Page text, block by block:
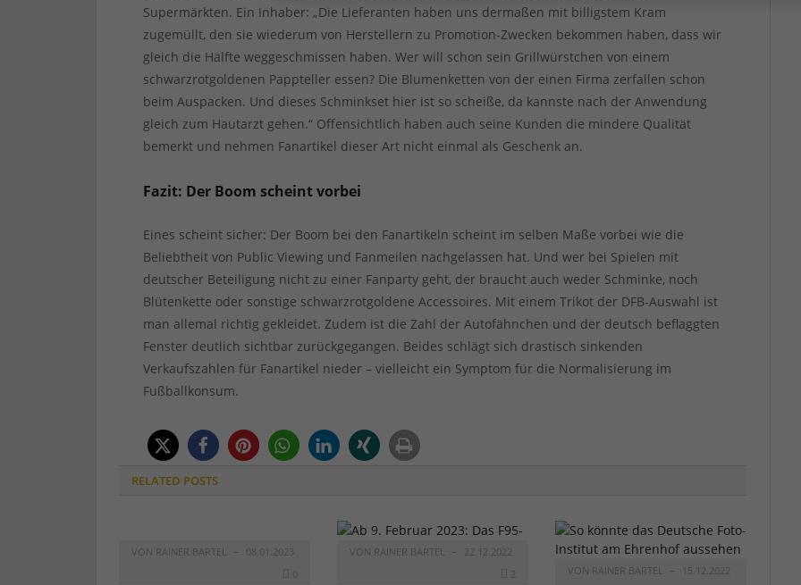
Supermärkten. Ein Inhaber: „Die Lieferanten haben uns dermaßen mit billigstem Kram
zugemüllt, den sie wiederum von Herstellern zu Promotion-Zwecken bekommen haben, dass wir
gleich die Hälfte weggeschmissen haben. Wer will schon sein Grillwürstchen von einem
schwarzrotgoldenen Pappteller essen? Die Blumenketten von der einen Firma zerfallen schon
beim Auspacken. Und dieses Schminkset hier ist so scheiße, da kannste nach der Anwendung
gleich zum Hautarzt gehen.“ Offensichtlich haben auch seine Kunden die mindere Qualität
bemerkt und nehmen Fanartikel dieser Art nicht einmal als Geschenk an.
Fazit: Der Boom scheint vorbei
Eines scheint sicher: Der Boom bei den Fanartikeln scheint im selben Maße vorbei wie die
Beliebtheit von Public Viewing und Fanmeilen nachgelassen hat. Und wer bei Spielen mit
deutscher Beteiligung nicht zu einer Fanparty geht, der braucht auch weder Schminke, noch
Blütenkette oder sonstige schwarzrotgoldene Accessoires. Mit einem Trikot der DFB-Auswahl ist
man allemal richtig gekleidet. Zudem ist die Zahl der Autofähnchen und der deutsch beflaggten
Fenster deutlich sichtbar zurückgegangen. Beides schlägt sich drastisch sinkenden
Verkaufszahlen für Fanartikel nieder – vielleicht ein Symptom für die Normalisierung im
Fußballkonsum.
RELATED POSTS
VON RAINER BARTEL
08.01.2023
0
VON RAINER BARTEL
22.12.2022
2
VON RAINER BARTEL
15.12.2022